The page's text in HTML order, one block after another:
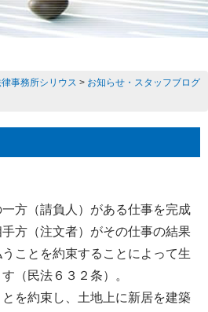
事務所シリウス > お知らせ・スタッフブログ
方（請負人）がある仕事を完成
方（注文者）がその仕事の結果
ことを約束することによって生
（民法６３２条）。
を約束し、土地上に新居を建築